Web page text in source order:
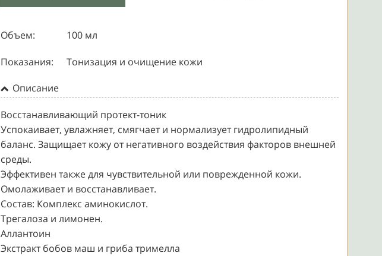
Объем: 100 мл
Показания:
Тонизация и очищение кожи
Описание
Восстанавливающий протект-тоник
Успокаивает, увлажняет, смягчает и нормализует гидролипидный
баланс. Защищает кожу от негативного воздействия факторов внешней
среды.
Эффективен также для чувствительной или поврежденной кожи.
Омолаживает и восстанавливает.
Состав: Комплекс аминокислот.
Трегалоза и лимонен.
Аллантоин
Экстракт бобов маш и гриба тримелла